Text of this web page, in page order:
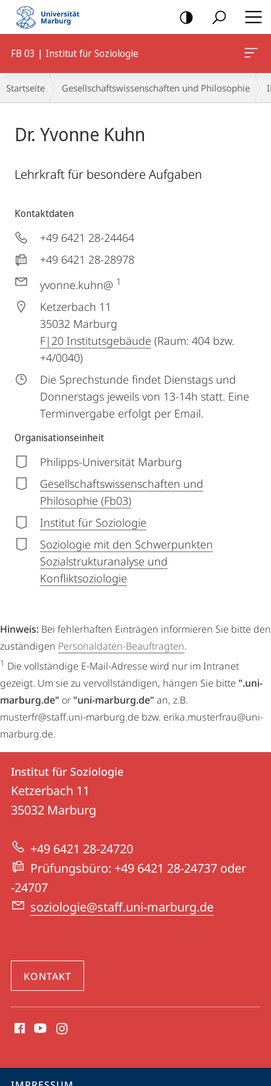
Mobile-
Navigation
FB 03 | Institut für Soziologie
Breadcrumb-
Navigation
Startseite Gesellschaftswissenschaften und Philosophie
Dr. Yvonne Kuhn
Lehrkraft für besondere Aufgaben
Kontaktdaten
+49 6421 28-24464
+49 6421 28-28978
yvonne.kuhn@ 1
Ketzerbach 11
35032 Marburg
F|20 Institutsgebäude (Raum: 404 bzw.
+4/0040)
Die Sprechstunde findet Dienstags und
Donnerstags jeweils von 13-14h statt. Eine
Terminvergabe erfolgt per Email.
Organisationseinheit
Philipps-Universität Marburg
Gesellschaftswissenschaften und
Philosophie (Fb03)
Institut für Soziologie
Soziologie mit den Schwerpunkten
Sozialstrukturanalyse und
Konfliktsoziologie
Hinweis: Bei fehlerhaften Einträgen informieren Sie bitte den
zuständigen Personaldaten-Beauftragten.
1 Die vollständige E-Mail-Adresse wird nur im Intranet
gezeigt. Um sie zu vervollständigen, hängen Sie bitte ".uni-
marburg.de" or "uni-marburg.de" an, z.B.
musterfr@staff.uni-marburg.de bzw. erika.musterfrau@uni-
marburg.de.
Kontakt
und
Informationen
zur
Website
Kontaktinformationen
Institut
für
Institut für Soziologie
Ketzerbach 11
35032 Marburg
+49 6421 28-24720
Prüfungsbüro: +49 6421 28-24737 oder
-24707
soziologie@staff.uni-marburg.de
KONTAKT
Media
Service-